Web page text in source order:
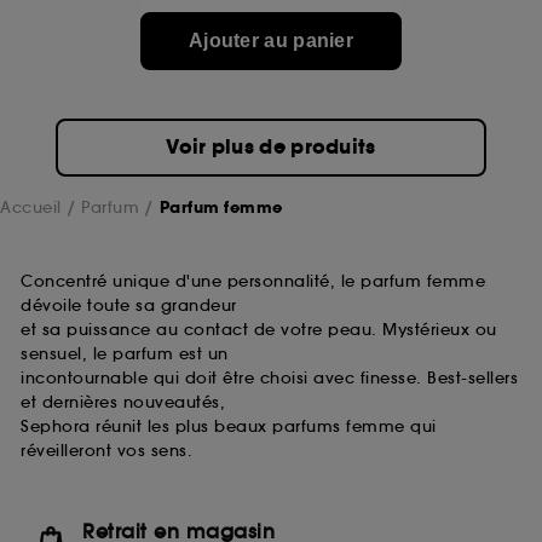
Ajouter au panier
Voir plus de produits
Accueil Parfum Parfum femme
Concentré unique d'une personnalité, le parfum femme
dévoile toute sa grandeur
et sa puissance au contact de votre peau. Mystérieux ou
sensuel, le parfum est un
incontournable qui doit être choisi avec finesse. Best-sellers
et dernières nouveautés,
Sephora réunit les plus beaux parfums femme qui
réveilleront vos sens.
Retrait en magasin
de ces cookies grâce au bouton "personnaliser mes
choix" ci-dessous ou décider de "tout accepter".
Sephora pourra associer les informations de
collectées ou générées lors de votre activité en ligne
ou en magasin. Pour refuser tous les cookies, cliques
sur "continuer sans accepter". Voous pouvez à tout
souhaitez obtenir plus d'information sur les cookies